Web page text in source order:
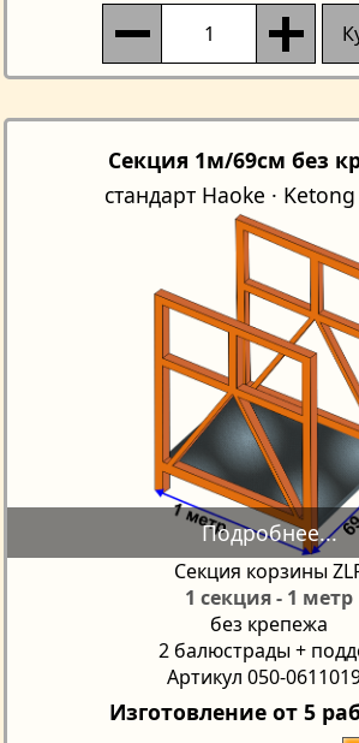
Секция 1м/69см без
стандарт Haoke · Ketong
Секция корзины
1 секция - 1 метр
без крепежа
2 балюстрады +
Артикул 050-
Изготовление от 5